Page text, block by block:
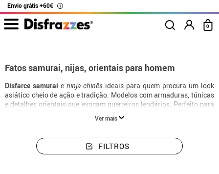
Envio grátis +60€ i
0
Fatos samurai, nijas, orientais para homem
Disfarce samurai e ninja chinês ideais para quem procura um look
asiático cheio de ação e tradição. Modelos com armaduras, túnicas
e detalhes orientais que evocam guerreiros lendários. Perfeito para
quem quer um estilo marcante, dinâmico e cultural em festas
Ver mais
FILTROS